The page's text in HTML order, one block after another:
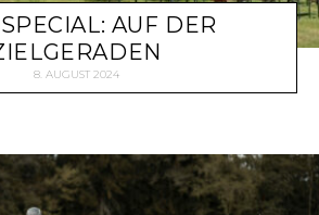
AUF DER
8. AUGUST 2024